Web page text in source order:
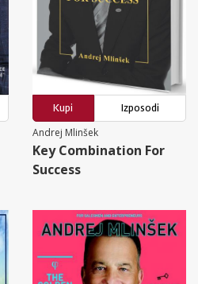
Kupi
Izposodi
Andrej Mlinšek
Key Combination For
Success